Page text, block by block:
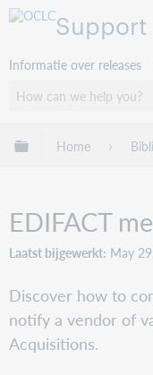
Support
Informatie over releases
Mondiale
Home
EDIFACT
Laatst bijgewerkt May
Discover how to
notify a vendor of
Acquisitions.